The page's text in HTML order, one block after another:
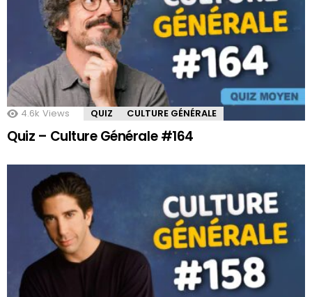
4.6k Views QUIZ CULTURE GÉNÉRALE
Quiz – Culture Générale #164